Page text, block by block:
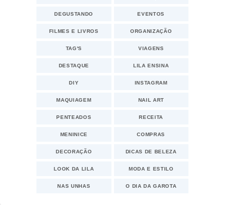
DEGUSTANDO EVENTOS
FILMES E LIVROS ORGANIZAÇÃO
TAG'S VIAGENS
DESTAQUE LILA ENSINA
DIY INSTAGRAM
MAQUIAGEM NAIL ART
PENTEADOS RECEITA
MENINICE COMPRAS
DECORAÇÃO DICAS DE BELEZA
LOOK DA LILA MODA E ESTILO
NAS UNHAS O DIA DA GAROTA